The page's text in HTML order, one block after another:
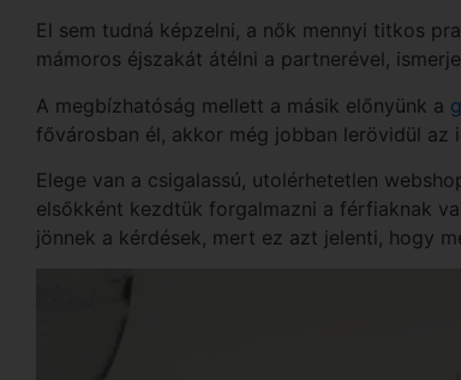
El sem tudná képzelni, a nők mennyi titkos
mámoros éjszakát átélni a partnerével,
A megbízhatóság mellett a másik előnyünk a
fővárosban él, akkor még jobban lerövidül az
Elege van a csigalassú, utolérhetetlen
elsőkként kezdtük forgalmazni a férfiaknak
jönnek a kérdések, mert ez azt jelenti, hogy